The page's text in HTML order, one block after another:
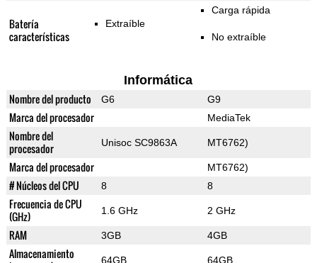
Batería
características
Extraíble
Carga rápida
No extraíble
Informática
Nombre del producto G6 G9
Marca del procesador MediaTek
Nombre del
procesador
Unisoc SC9863A MT6762)
Marca del procesador MT6762)
# Núcleos del CPU 8 8
Frecuencia de CPU
(GHz)
1.6 GHz 2 GHz
RAM 3GB 4GB
Almacenamiento
64GB 64GB